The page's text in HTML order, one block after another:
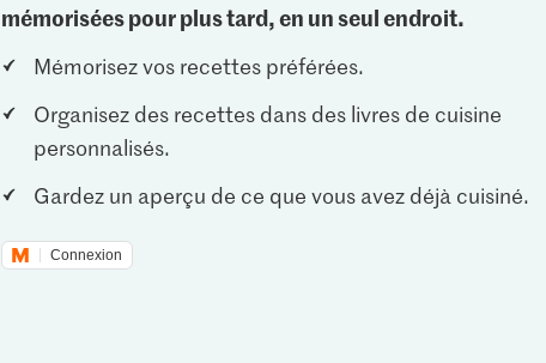
mémorisées pour plus tard, en un seul endroit.
Mémorisez vos recettes préférées.
Organisez des recettes dans des livres de cuisine
personnalisés.
Gardez un aperçu de ce que vous avez déjà cuisiné.
Connexion